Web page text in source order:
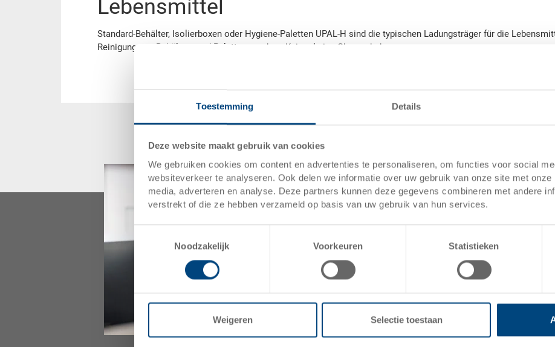
Toestemming Details
Deze website maakt gebruik van cookies
We gebruiken cookies om content en advertenties te personaliseren, om functies voor social
websiteverkeer te analyseren. Ook delen we informatie over uw gebruik van onze site met
media, adverteren en analyse. Deze partners kunnen deze gegevens combineren met andere
verstrekt of die ze hebben verzameld op basis van uw gebruik van hun services.
Noodzakelijk
Voorkeuren Statistieken
Weigeren Selectie toestaan
Lebensmittel
Standard-Behälter, Isolierboxen oder Hygiene-Paletten UPAL-H sind die typischen Ladungsträger für die
Reinigung von Behältern und Paletten, so dass Keime keine Chance haben.
Bent u klaar om de efficiëntie
logistiek te verbeteren?
adviesgesprek aan om verpakkingsoplossingen op